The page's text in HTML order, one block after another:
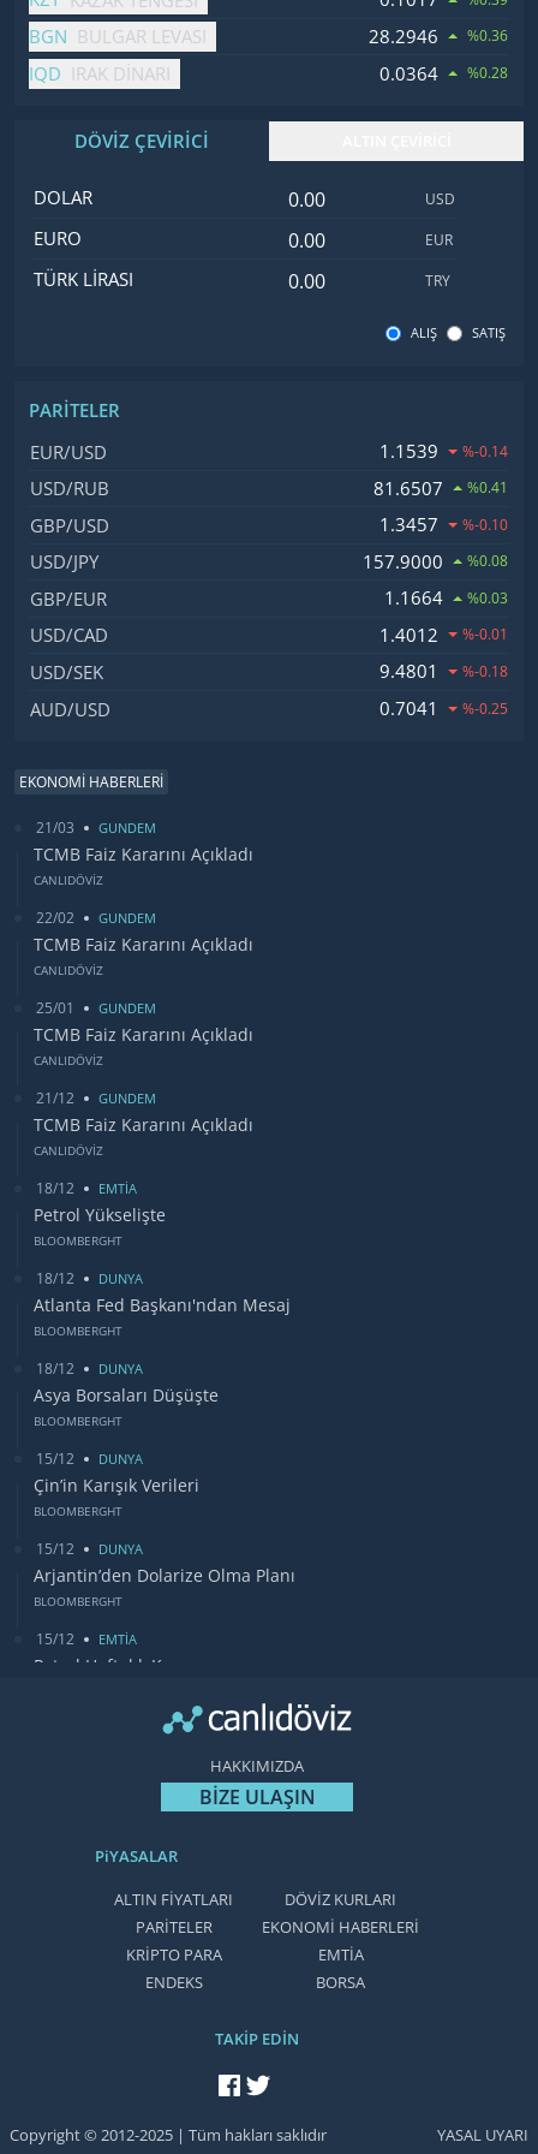
BGN BULGAR LEVASI 28.2946 %0.36
IQD IRAK DINARI 0.0364 %0.28
DÖVİZ ÇEVİRİCİ
İsimDeğer
DOLAR Dolar değeri USD
EURO Euro değeri EUR
TÜRK LIRASI Türk Lirası değeri
TRY
ALIŞ SATIŞ
PARITELER
İsim, Kod
EUR/USD 1.1539 %-0.14
USD/RUB 81.6507 %0.41
GBP/USD 1.3457 %-0.10
USD/JPY 157.9000 %0.08
GBP/EUR 1.1664 %0.03
USD/CAD 1.4012 %-0.01
USD/SEK 9.4801 %-0.18
AUD/USD 0.7041 %-0.25
EKONOMİ HABERLERİ
21/03 GUNDEM
TCMB Faiz Kararını Açıkladı
CANLIDÖVİZ
22/02 GUNDEM
TCMB Faiz Kararını Açıkladı
CANLIDÖVİZ
25/01 GUNDEM
TCMB Faiz Kararını Açıkladı
CANLIDÖVİZ
21/12 GUNDEM
TCMB Faiz Kararını Açıkladı
CANLIDÖVİZ
18/12 EMTİA
Petrol Yükselişte
BLOOMBERGHT
18/12 DUNYA
Atlanta Fed Başkanı'ndan Mesaj
BLOOMBERGHT
18/12 DUNYA
Asya Borsaları Düşüşte
BLOOMBERGHT
15/12 DUNYA
Çin’in Karışık Verileri
BLOOMBERGHT
15/12 DUNYA
Arjantin’den Dolarize Olma Planı
BLOOMBERGHT
15/12 EMTİA
Petrol Haftalık Kazancı
Bugün Gözler Fed Faiz Kararında
HAKKIMIZDA
BİZE ULAŞIN
PiYASALAR
ALTIN FİYATLARI
DÖVİZ KURLARI
PARİTELER
EKONOMİ HABERLERİ
KRİPTO PARA
EMTİA
ENDEKS
BORSA
TAKİP EDİN
facebook'ta takip et
twitter'da takip et
Copyright © 2012-2025 | Tüm hakları saklıdır YASAL UYARI